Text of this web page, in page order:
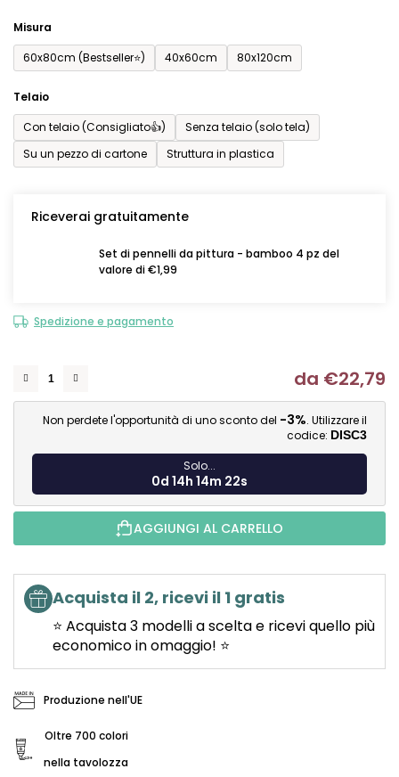
Misura
60x80cm (Bestseller⭐)
40x60cm 80x120cm
Telaio
Con telaio (Consigliato👍)
Senza telaio (solo tela)
Su un pezzo di cartone
Struttura in plastica
Riceverai gratuitamente
Set di pennelli da pittura - bamboo 4 pz del
valore di €1,99
Spedizione e pagamento
da €22,79
Non perdete l'opportunità di uno sconto del -3%. Utilizzare il
codice: DISC3
Solo...
0d 14h 14m 22s
AGGIUNGI AL CARRELLO
Acquista il 2, ricevi il 1 gratis
⭐ Acquista 3 modelli a scelta e ricevi quello più
economico in omaggio! ⭐
Produzione nell'UE
Oltre 700 colori
nella tavolozza